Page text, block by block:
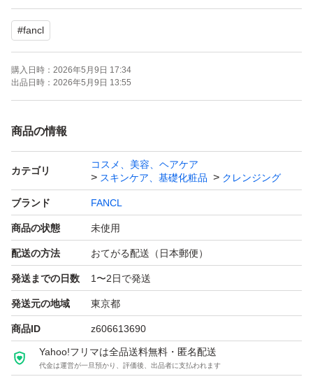
#fancl
購入日時： 2026年5月9日 17:34
出品日時： 2026年5月9日 13:55
商品の情報
カテゴリ
コスメ、美容、ヘアケア
スキンケア、基礎化粧品
クレンジング
ブランド FANCL
商品の状態 未使用
配送の方法 おてがる配送（日本郵便）
発送までの日数 1〜2日で発送
発送元の地域 東京都
商品ID z606613690
Yahoo!フリマは全品送料無料・匿名配送
代金は運営が一旦預かり、評価後、出品者に支払われます